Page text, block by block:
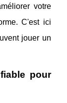
votre
C'est ici
jouer un
pour